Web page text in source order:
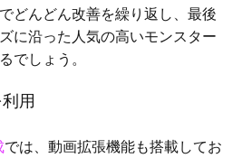
どんどん改善を繰り返し、最後
に沿った人気の高いモンスター
でしょう。
用
では、動画拡張機能も搭載してお